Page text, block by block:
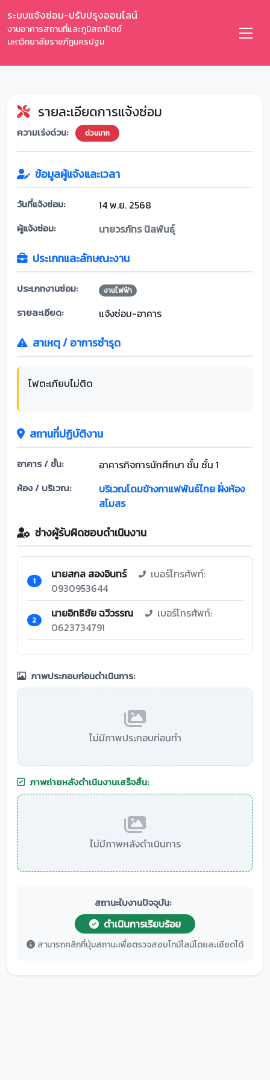
ระบบแจ้งซ่อม-ปรับปรุงออนไลน์
งานอาคารสถานที่และภูมิสถาปัตย์
มหาวิทยาลัยราชภัฏนครปฐม
รายละเอียดการแจ้งซ่อม
ความเร่งด่วน: ด่วนมาก
ข้อมูลผู้แจ้งและเวลา
วันที่แจ้งซ่อม: 14 พ.ย. 2568
ผู้แจ้งซ่อม: นายวรภัทร นิลพันธุ์
ประเภทและลักษณะงาน
ประเภทงานซ่อม: งานไฟฟ้า
รายละเอียด: แจ้งซ่อม-อาคาร
สาเหตุ / อาการชำรุด
ไฟตะเกียบไม่ติด
สถานที่ปฏิบัติงาน
อาคาร / ชั้น: อาคารกิจการนักศึกษา ชั้น ชั้น 1
ห้อง / บริเวณ:
บริเวณโดมข้างกาแฟพันธ์ไทย ฝั่งห้อง
สโมสร
ช่างผู้รับผิดชอบดำเนินงาน
1 นายสกล สองอินทร์
เบอร์โทรศัพท์:
0930953644
2 นายอิทธิชัย ฉวีวรรณ
เบอร์โทรศัพท์:
0623734791
ภาพประกอบก่อนดำเนินการ:
ไม่มีภาพประกอบก่อนทำ
ภาพถ่ายหลังดำเนินงานเสร็จสิ้น:
ไม่มีภาพหลังดำเนินการ
สถานะใบงานปัจจุบัน:
ดำเนินการเรียบร้อย
สามารถคลิกที่ปุ่มสถานะเพื่อตรวจสอบไทม์ไลน์โดยละเอียดได้